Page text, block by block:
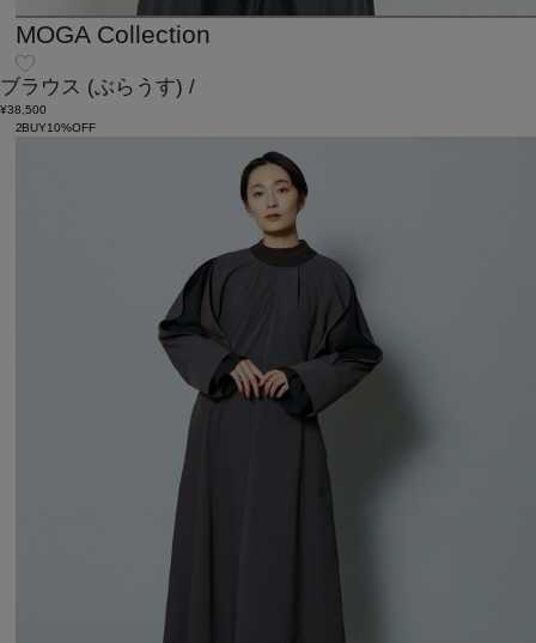
MOGA Collection
ブラウス (ぶらうす) /
¥38,500
2BUY10%OFF